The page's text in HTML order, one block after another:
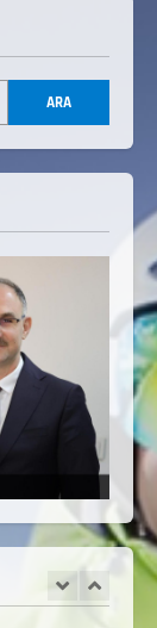
ARA
GÖREVLİ
KURSU
Kara,
Yılı
Branşı
Başvuruları